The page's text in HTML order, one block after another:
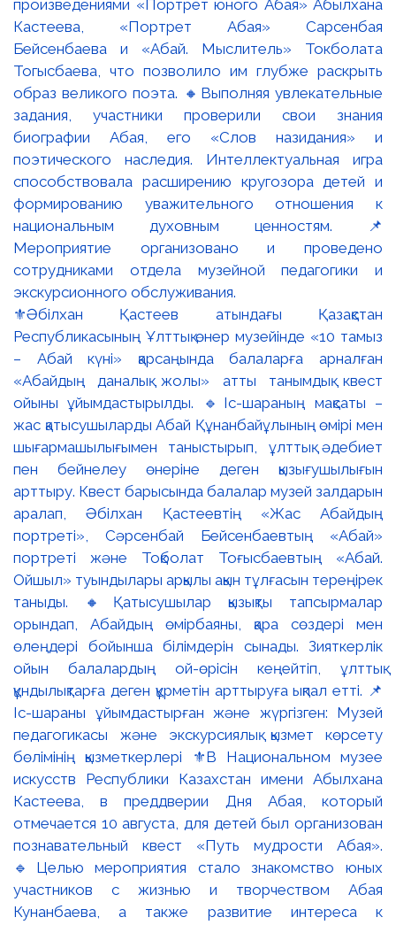
⚜️Әбілхан Қастеев атындағы Қазақстан
Республикасының Ұлттық өнер музейінде «10 тамыз
– Абай күні» қарсаңында балаларға арналған
«Абайдың даналық жолы» атты танымдық квест
ойыны ұйымдастырылды. 🔹Іс-шараның мақсаты –
жас қатысушыларды Абай Құнанбайұлының өмірі мен
шығармашылығымен таныстырып, ұлттық әдебиет
пен бейнелеу өнеріне деген қызығушылығын
арттыру. Квест барысында балалар музей залдарын
аралап, Әбілхан Қастеевтің «Жас Абайдың
портреті», Сәрсенбай Бейсенбаевтың «Абай»
портреті және Тоқболат Тоғысбаевтың «Абай.
Ойшыл» туындылары арқылы ақын тұлғасын тереңірек
таныды. 🔸Қатысушылар қызықты тапсырмалар
орындап, Абайдың өмірбаяны, қара сөздері мен
өлеңдері бойынша білімдерін сынады. Зияткерлік
ойын балалардың ой-өрісін кеңейтіп, ұлттық
құндылықтарға деген құрметін арттыруға ықпал етті. 📌
Іс-шараны ұйымдастырған және жүргізген: Музей
педагогикасы және экскурсиялық қызмет көрсету
бөлімінің қызметкерлері ⚜️В Национальном музее
искусств Республики Казахстан имени Абылхана
Кастеева, в преддверии Дня Абая, который
отмечается 10 августа, для детей был организован
познавательный квест «Путь мудрости Абая».
🔹Целью мероприятия стало знакомство юных
участников с жизнью и творчеством Абая
Кунанбаева, а также развитие интереса к